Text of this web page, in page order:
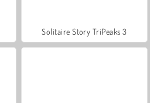
Solitaire Story TriPeaks 3